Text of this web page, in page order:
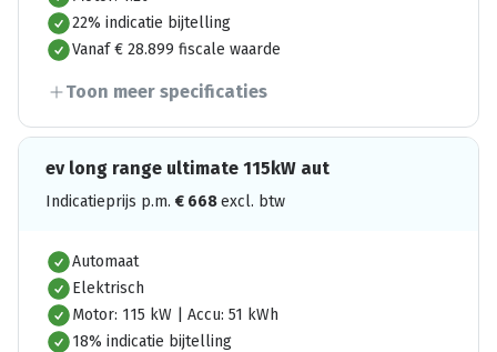
22% indicatie bijtelling
Vanaf € 28.899 fiscale waarde
Toon meer specificaties
ev long range ultimate 115kW aut
Indicatieprijs p.m. € 668excl. btw
Automaat
Elektrisch
Motor: 115 kW | Accu: 51 kWh
18% indicatie bijtelling